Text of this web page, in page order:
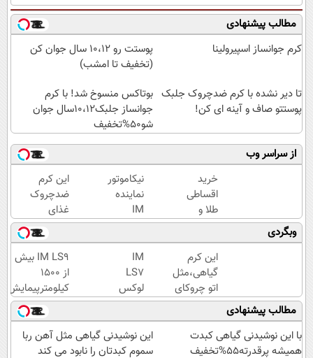
مطالب پیشنهادی
کرم جوانساز اسپیرولینا
پوستت رو 10،12 سال جوان کن
(تخفیف تا امشب)
تا دیر نشده با کرم ضدچروک جلبک
پوستتو صاف و آینه ای کن!
بوتاکس منسوخ شد! با کرم
جوانساز جلبک10،12سال جوان
شو50%تخفیف
از سراسر وب
خرید
اقساطی
طلا و
گوشی
فقط با
یک برگ
چک
صیادی
نیکاموتور
نماینده
IM
Motor و
Lynk&Co
در ایران
این کرم
ضدچروک
غذای
پوستت
رو تامین
میکنه
(خرید با
40%تخفیف)
وبگردی
این کرم
گیاهی،مثل
اتو چروکای
پوستتوصاف
میکنه!50%تخفیف
IM
LS7
لوکس
ترین
شاسی
بلند
برقی
IM LS9 بیش
از 1500
کیلومترپیمایش
با یکبار شارژ
مطالب پیشنهادی
با این نوشیدنی گیاهی کبدت
همیشه پرقدرته55%تخفیف
این نوشیدنی گیاهی مثل آهن ربا
سموم کبدتان را نابود می کند